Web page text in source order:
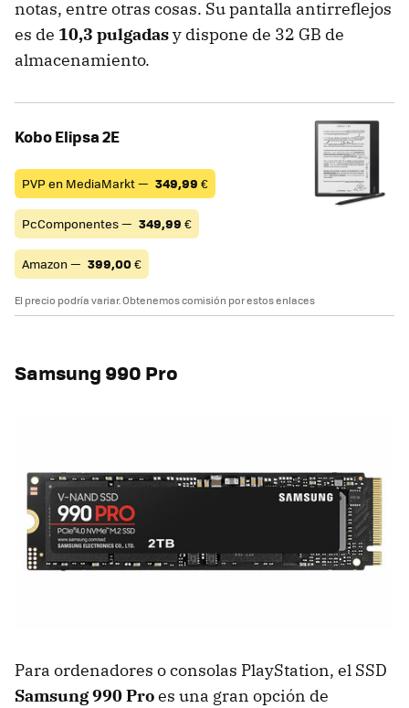
notas, entre otras cosas. Su pantalla antirreflejos
es de 10,3 pulgadasy dispone de 32 GB de
almacenamiento.
Kobo Elipsa 2E
PVP en MediaMarkt — 349,99 €
PcComponentes — 349,99 €
Amazon — 399,00€
El precio podría variar. Obtenemos comisión por estos enlaces
Samsung 990 Pro
Para ordenadores o consolas PlayStation, el SSD
Samsung 990 Proes una gran opción de